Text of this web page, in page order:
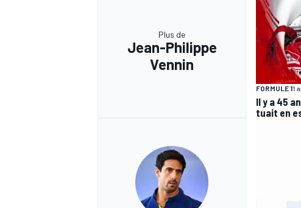
Plus de
Jean-Philippe
Vennin
FORMULE 11 a
Il y a 45
tuait en